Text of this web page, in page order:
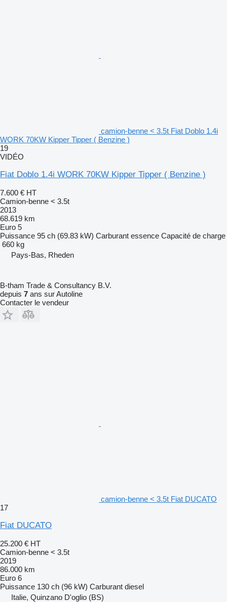
camion-benne < 3.5t Fiat Doblo 1.4i
WORK 70KW Kipper Tipper ( Benzine )
19
VIDÉO
Fiat Doblo 1.4i WORK 70KW Kipper Tipper ( Benzine )
7.600 € HT
Camion-benne < 3.5t
2013
68.619 km
Euro 5
Puissance 95 ch (69.83 kW) Carburant essence Capacité de charge
660 kg
Pays-Bas, Rheden
B-tham Trade & Consultancy B.V.
depuis 7 ans sur Autoline
Contacter le vendeur
camion-benne < 3.5t Fiat DUCATO
17
Fiat DUCATO
25.200 € HT
Camion-benne < 3.5t
2019
86.000 km
Euro 6
Puissance 130 ch (96 kW) Carburant diesel
Italie, Quinzano D'oglio (BS)